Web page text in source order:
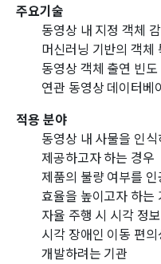
주요기술
동영상 내 지정 객체
머신러닝 기반의 객체
동영상 객체 출연 빈
연관 동영상 데이터
적용 분야
동영상 내 사물을 인
제공하고자 하는 경우
제품의 불량 여부를
효율을 높이고자 하는
자율 주행 시 시각 정
시각 장애인 이동 편
개발하려는 기관